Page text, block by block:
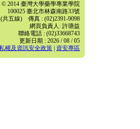
2014 臺灣大學藥學專業學院
100025 臺北市林森南路33號
(共五線) 傳真 : (02)2391-9098
網頁負責人: 許瑭益
聯絡電話 : (02)33668743
更新日期 : 2026 / 08 / 05
權及資訊安全政策
資安專區